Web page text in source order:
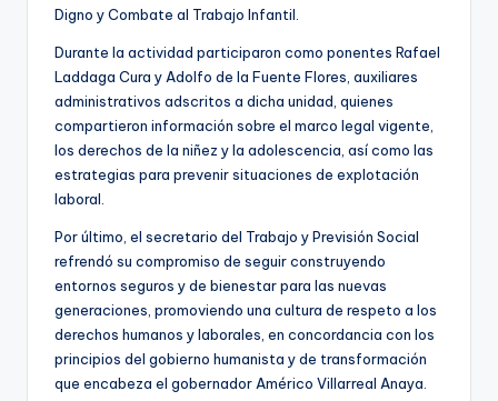
Digno y Combate al Trabajo Infantil.
Durante la actividad participaron como ponentes Rafael
Laddaga Cura y Adolfo de la Fuente Flores, auxiliares
administrativos adscritos a dicha unidad, quienes
compartieron información sobre el marco legal vigente,
los derechos de la niñez y la adolescencia, así como las
estrategias para prevenir situaciones de explotación
laboral.
Por último, el secretario del Trabajo y Previsión Social
refrendó su compromiso de seguir construyendo
entornos seguros y de bienestar para las nuevas
generaciones, promoviendo una cultura de respeto a los
derechos humanos y laborales, en concordancia con los
principios del gobierno humanista y de transformación
que encabeza el gobernador Américo Villarreal Anaya.